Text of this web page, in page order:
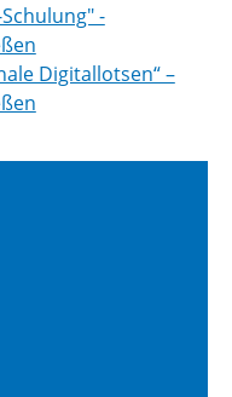
-
Digitallotsen“ –